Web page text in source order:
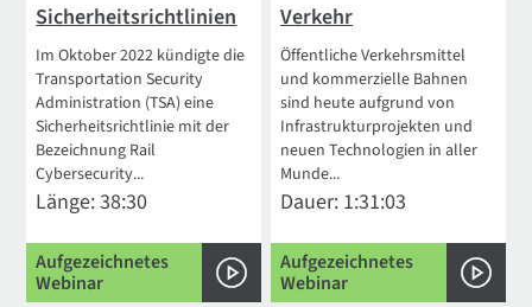
Sicherheitsrichtlinien
Im Oktober 2022 kündigte die
Transportation Security
Administration (TSA) eine
Sicherheitsrichtlinie mit der
Bezeichnung Rail
Cybersecurity...
Länge: 38:30
Aufgezeichnetes
Webinar
Verkehr
Öffentliche Verkehrsmittel
und kommerzielle Bahnen
sind heute aufgrund von
Infrastrukturprojekten und
neuen Technologien in aller
Munde...
Dauer: 1:31:03
Aufgezeichnetes
Webinar